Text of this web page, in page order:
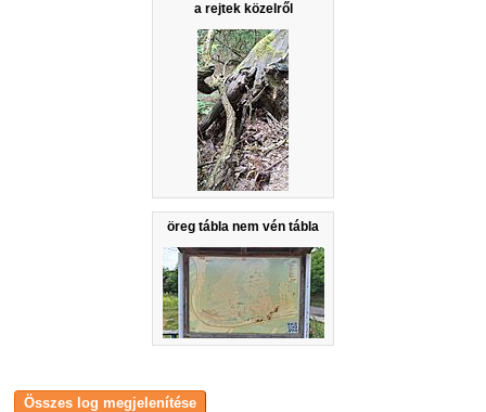
a rejtek közelről
öreg tábla nem vén tábla